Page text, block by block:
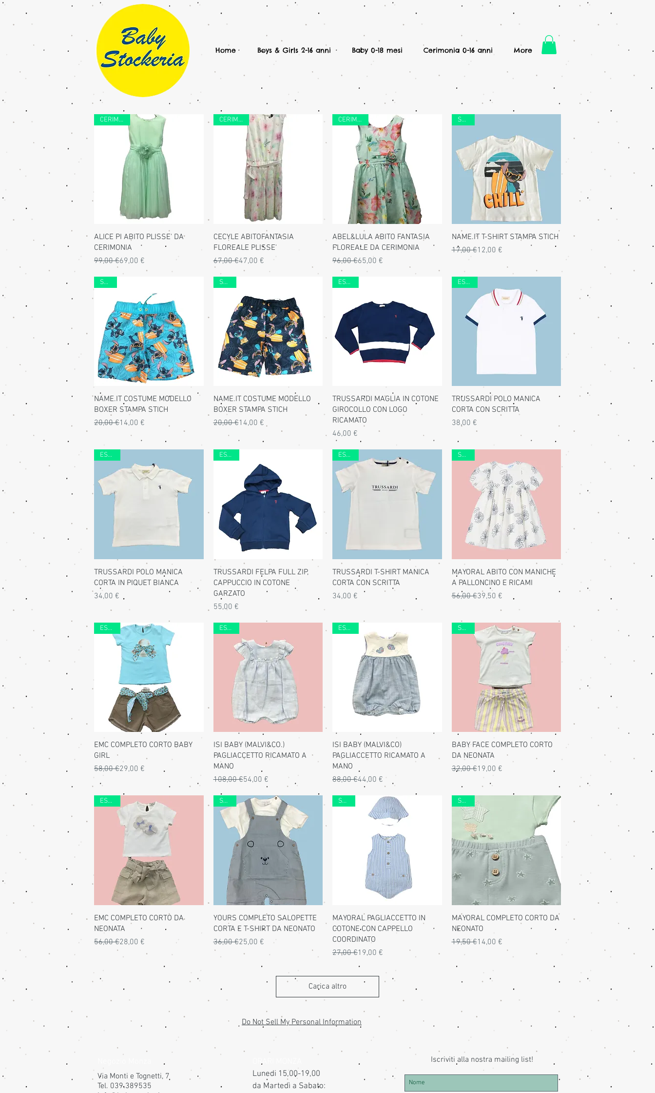
Home Boys & Girls 2-16 anni Baby 0-18 mesi Cerimonia 0-16 anni More
Vista rapida
CERIMONIA
ALICE PI ABITO PLISSE' DA
CERIMONIA
Prezzo regolare
99,00 €
Prezzo scontato
69,00 €
Vista rapida
CERIMONIA
CECYLE ABITOFANTASIA
FLOREALE PLISSE'
Prezzo regolare
67,00 €
Prezzo scontato
47,00 €
Vista rapida
CERIMONIA
ABEL&LULA ABITO FANTASIA
FLOREALE DA CERIMONIA
Prezzo regolare
96,00 €
Prezzo scontato
65,00 €
Vista rapida
SALDI
NAME.IT T-SHIRT STAMPA STICH
Prezzo regolare
17,00 €
Prezzo scontato
12,00 €
Vista rapida
SALDI
NAME.IT COSTUME MODELLO
BOXER STAMPA STICH
Prezzo regolare
20,00 €
Prezzo scontato
14,00 €
Vista rapida
SALDI
NAME.IT COSTUME MODELLO
BOXER STAMPA STICH
Prezzo regolare
20,00 €
Prezzo scontato
14,00 €
Vista rapida
ESTATE
TRUSSARDI MAGLIA IN COTONE
GIROCOLLO CON LOGO
RICAMATO
Prezzo
46,00 €
Vista rapida
ESTATE
TRUSSARDI POLO MANICA
CORTA CON SCRITTA
Prezzo
38,00 €
Vista rapida
ESTATE
TRUSSARDI POLO MANICA
CORTA IN PIQUET BIANCA
Prezzo
34,00 €
Vista rapida
ESTATE
TRUSSARDI FELPA FULL ZIP,
CAPPUCCIO IN COTONE
GARZATO
Prezzo
55,00 €
Vista rapida
ESTATE
TRUSSARDI T-SHIRT MANICA
CORTA CON SCRITTA
Prezzo
34,00 €
Vista rapida
SALDI
MAYORAL ABITO CON MANICHE
A PALLONCINO E RICAMI
Prezzo regolare
56,00 €
Prezzo scontato
39,50 €
Vista rapida
ESTATE
EMC COMPLETO CORTO BABY
GIRL
Prezzo regolare
58,00 €
Prezzo scontato
29,00 €
Vista rapida
ESTATE
ISI BABY (MALVI&CO.)
PAGLIACCETTO RICAMATO A
MANO
Prezzo regolare
108,00 €
Prezzo scontato
54,00 €
Vista rapida
ESTATE
ISI BABY (MALVI&CO)
PAGLIACCETTO RICAMATO A
MANO
Prezzo regolare
88,00 €
Prezzo scontato
44,00 €
Vista rapida
SALDI
BABY FACE COMPLETO CORTO
DA NEONATA
Prezzo regolare
32,00 €
Prezzo scontato
19,00 €
Vista rapida
ESTATE
EMC COMPLETO CORTO DA
NEONATA
Prezzo regolare
56,00 €
Prezzo scontato
28,00 €
Vista rapida
SALDI
YOURS COMPLETO SALOPETTE
CORTA E T-SHIRT DA NEONATO
Prezzo regolare
36,00 €
Prezzo scontato
25,00 €
Vista rapida
SALDI
MAYORAL PAGLIACCETTO IN
COTONE CON CAPPELLO
COORDINATO
Prezzo regolare
27,00 €
Prezzo scontato
19,00 €
Vista rapida
SALDI
MAYORAL COMPLETO CORTO DA
NEONATO
Prezzo regolare
19,50 €
Prezzo scontato
14,00 €
Carica altro
Do Not Sell My Personal Information
ORARI MONZA
Lunedi 15,00-19,00
da Martedì a Sabato:
Via Monti e Tognetti, 7
Tel. 039.389535
Iscriviti alla nostra mailing list!